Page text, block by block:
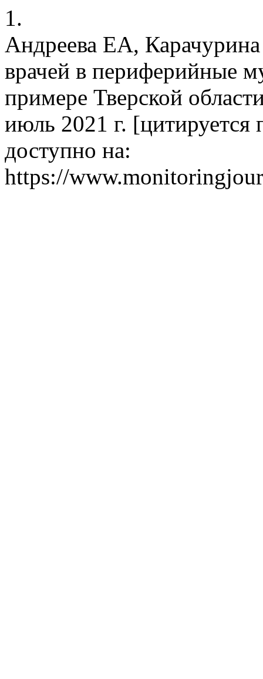
1.
Андреева ЕА,
врачей в периферийные
примере Тверской
июль 2021 г. [цитируется
доступно на:
https://